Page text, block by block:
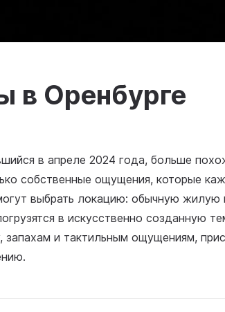
в Оренбурге
в апреле 2024 года, больше
собственные ощущения, которые
выбрать локацию: обычную жилую
в искусственно созданную
запахам и тактильным ощущениям,